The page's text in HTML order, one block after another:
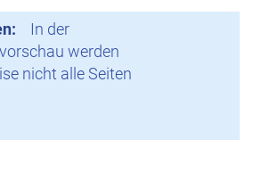
In der
werden
nicht alle Seiten